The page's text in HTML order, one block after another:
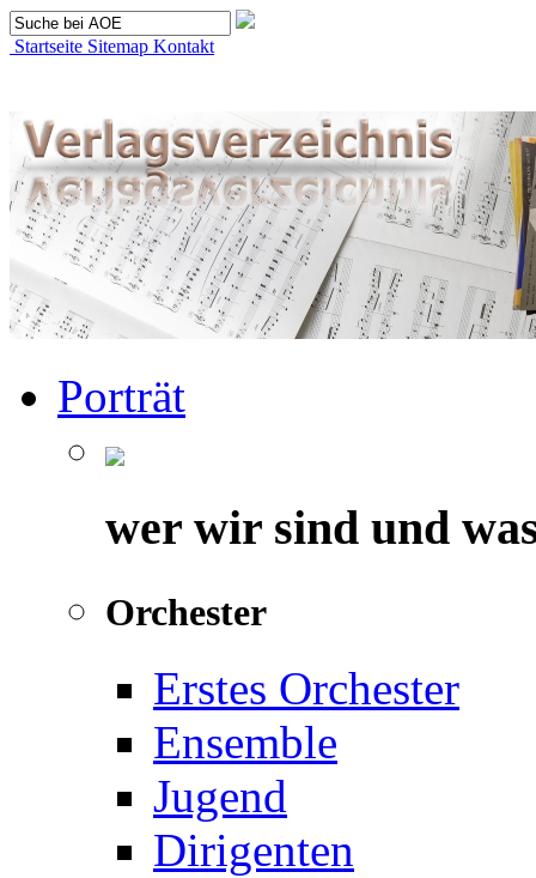
Startseite Sitemap Kontakt
Porträt
wer wir sind und
Orchester
Erstes Orchester
Ensemble
Jugend
Dirigenten